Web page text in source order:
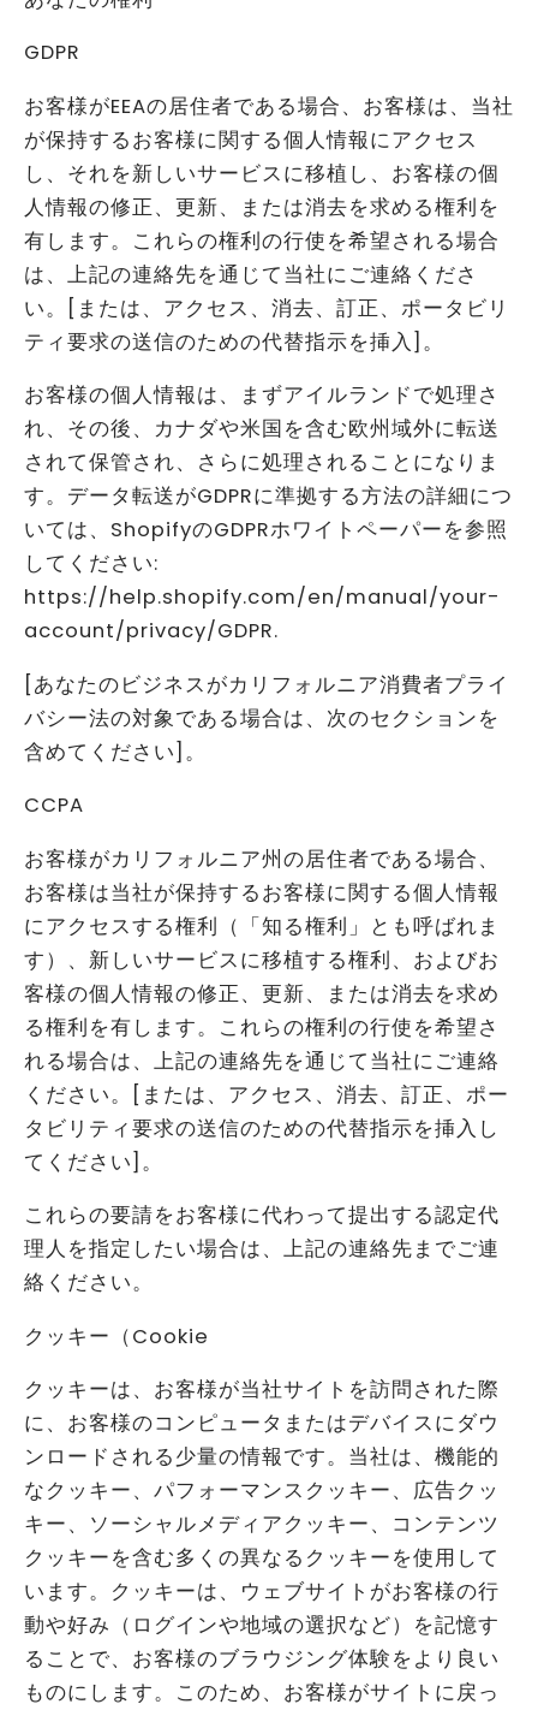
GDPR
お客様がEEAの居住者である場合、お客様は、当社
が保持するお客様に関する個人情報にアクセス
し、それを新しいサービスに移植し、お客様の個
人情報の修正、更新、または消去を求める権利を
有します。これらの権利の行使を希望される場合
は、上記の連絡先を通じて当社にご連絡くださ
い。[または、アクセス、消去、訂正、ポータビリ
ティ要求の送信のための代替指示を挿入]。
お客様の個人情報は、まずアイルランドで処理さ
れ、その後、カナダや米国を含む欧州域外に転送
されて保管され、さらに処理されることになりま
す。データ転送がGDPRに準拠する方法の詳細につ
いては、ShopifyのGDPRホワイトペーパーを参照
してください:
https://help.shopify.com/en/manual/your-
account/privacy/GDPR.
[あなたのビジネスがカリフォルニア消費者プライ
バシー法の対象である場合は、次のセクションを
含めてください]。
CCPA
お客様がカリフォルニア州の居住者である場合、
お客様は当社が保持するお客様に関する個人情報
にアクセスする権利（「知る権利」とも呼ばれま
す）、新しいサービスに移植する権利、およびお
客様の個人情報の修正、更新、または消去を求め
る権利を有します。これらの権利の行使を希望さ
れる場合は、上記の連絡先を通じて当社にご連絡
ください。[または、アクセス、消去、訂正、ポー
タビリティ要求の送信のための代替指示を挿入し
てください]。
これらの要請をお客様に代わって提出する認定代
理人を指定したい場合は、上記の連絡先までご連
絡ください。
クッキー（Cookie
クッキーは、お客様が当社サイトを訪問された際
に、お客様のコンピュータまたはデバイスにダウ
ンロードされる少量の情報です。当社は、機能的
なクッキー、パフォーマンスクッキー、広告クッ
キー、ソーシャルメディアクッキー、コンテンツ
クッキーを含む多くの異なるクッキーを使用して
います。クッキーは、ウェブサイトがお客様の行
動や好み（ログインや地域の選択など）を記憶す
ることで、お客様のブラウジング体験をより良い
ものにします。このため、お客様がサイトに戻っ